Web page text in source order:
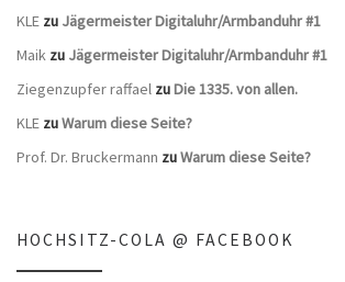
KLE zu Jägermeister Digitaluhr/Armbanduhr #1
Maik zu Jägermeister Digitaluhr/Armbanduhr #1
Ziegenzupfer raffael zuDie 1335. von allen.
KLE zuWarum diese Seite?
Prof. Dr. Bruckermann zuWarum diese Seite?
HOCHSITZ-COLA @ FACEBOOK